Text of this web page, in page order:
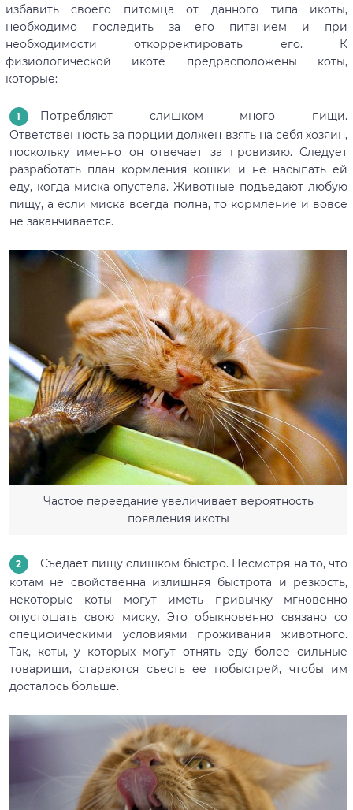
избавить своего питомца от данного типа икоты,
необходимо последить за его питанием и при
необходимости откорректировать его. К
физиологической икоте предрасположены коты,
которые:
Потребляют слишком много пищи.
Ответственность за порции должен взять на себя хозяин,
поскольку именно он отвечает за провизию. Следует
разработать план кормления кошки и не насыпать ей
еду, когда миска опустела. Животные подъедают любую
пищу, а если миска всегда полна, то кормление и вовсе
не заканчивается.
Частое переедание увеличивает вероятность
появления икоты
Съедает пищу слишком быстро. Несмотря на то, что
котам не свойственна излишняя быстрота и резкость,
некоторые коты могут иметь привычку мгновенно
опустошать свою миску. Это обыкновенно связано со
специфическими условиями проживания животного.
Так, коты, у которых могут отнять еду более сильные
товарищи, стараются съесть ее побыстрей, чтобы им
досталось больше.